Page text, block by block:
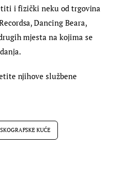
i fizički neku od trgovina
Dancing Beara,
mjesta na kojima se
njihove službene
KUĆE